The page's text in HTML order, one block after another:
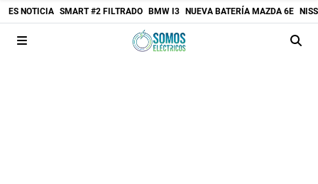
ES NOTICIA SMART #2 FILTRADO BMW I3 NUEVA BATERÍA MAZDA 6E